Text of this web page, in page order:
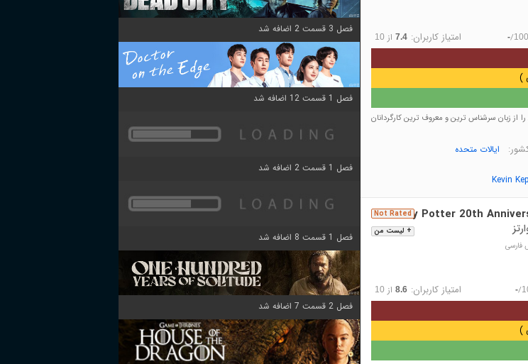
-/100 امتیاز کاربران: 7.4 از 10
)
از زبان سرشناس ترین و معروف ترین کارگردانان
ایالات متحده
Kevin
+ لیست من
Not Rated
Harry Potter 20th
فارسی
-/ امتیاز کاربران: 8.6 از 10
)
فصل 3 قسمت 2 اضافه شد
فصل 1 قسمت 12 اضافه شد
فصل 1 قسمت 2 اضافه شد
فصل 1 قسمت 8 اضافه شد
فصل 2 قسمت 7 اضافه شد